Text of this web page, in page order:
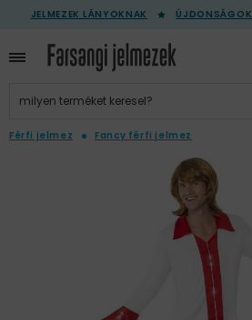
JELMEZEK LÁNYOKNAK ÚJDONSÁGOK
Férfi jelmez Fancy férfi jelmez